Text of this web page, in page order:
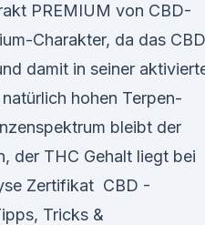
PREMIUM von CBD-
Charakter, da das CBD
damit in seiner
hohen Terpen-
bleibt der
der THC Gehalt liegt bei
Zertifikat ️ CBD -
Tricks &